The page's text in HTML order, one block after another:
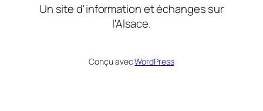
Un site d'information et échanges sur
l'Alsace.
Conçu avecWordPress